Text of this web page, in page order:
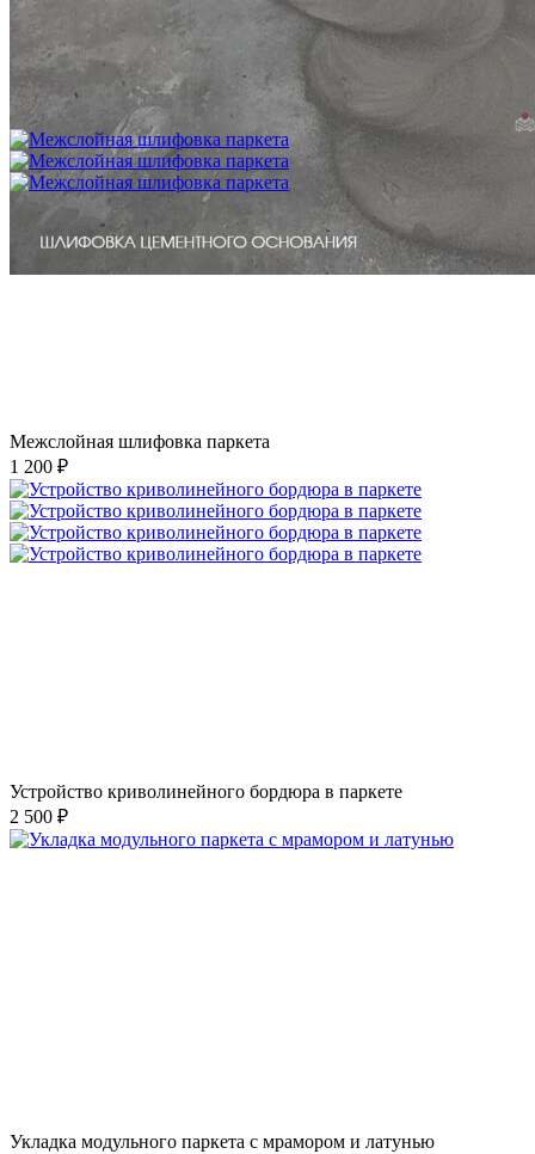
Укладка фанеры на бетонное основание (огрунтованную
цементную стяжку) способом жесткого приклеивания
750 ₽
Межслойная шлифовка паркета
1 200 ₽
Устройство криволинейного бордюра в паркете
2 500 ₽
Укладка модульного паркета с мрамором и латунью